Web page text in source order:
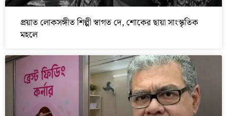
প্রয়াত লোকসঙ্গীত শিল্পী স্বাগত দে, শোকের ছায়া সাংস্কৃতিক
মহলে